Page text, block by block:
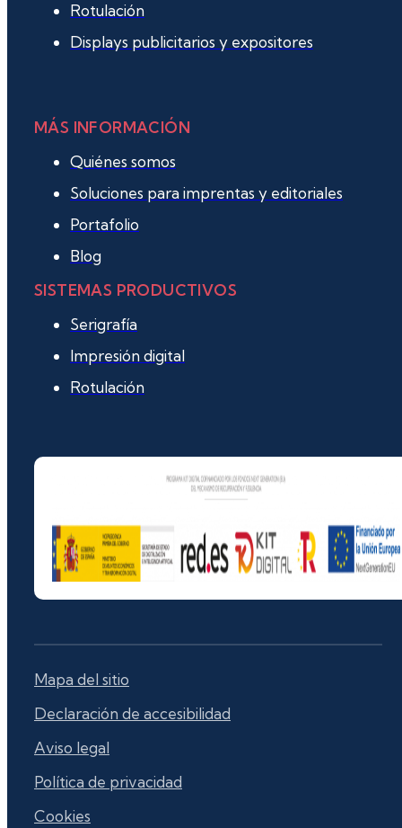
Rotulación
Displays publicitarios y expositores
MÁS INFORMACIÓN
Quiénes somos
Soluciones para imprentas y editoriales
Portafolio
Blog
SISTEMAS PRODUCTIVOS
Serigrafía
Impresión digital
Rotulación
Mapa del sitio
Declaración de accesibilidad
Aviso legal
Política de privacidad
Cookies